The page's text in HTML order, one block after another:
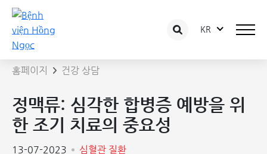
KR
상담 글 상세보기
홈페이지 건강 상담
정맥류: 심각한 합병증 예방을 위
한 조기 치료의 중요성
13-07-2023 심혈관 질환